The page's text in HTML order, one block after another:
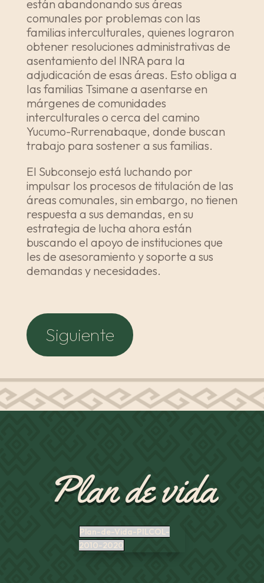
están abandonando sus áreas
comunales por problemas con las
familias interculturales, quienes lograron
obtener resoluciones administrativas de
asentamiento del INRA para la
adjudicación de esas áreas. Esto obliga a
las familias Tsimane a asentarse en
márgenes de comunidades
interculturales o cerca del camino
Yucumo-Rurrenabaque, donde buscan
trabajo para sostener a sus familias.
El Subconsejo está luchando por
impulsar los procesos de titulación de las
áreas comunales, sin embargo, no tienen
respuesta a sus demandas, en su
estrategia de lucha ahora están
buscando el apoyo de instituciones que
les de asesoramiento y soporte a sus
demandas y necesidades.
Siguiente
Plan de vida
Plan-de-Vida-PILCOL-
2010-2020